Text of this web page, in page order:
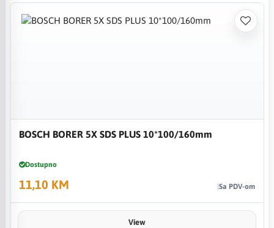
BOSCH BORER 5X SDS PLUS 10*100/160mm
Dostupno
11,10 KM Sa PDV-om
View